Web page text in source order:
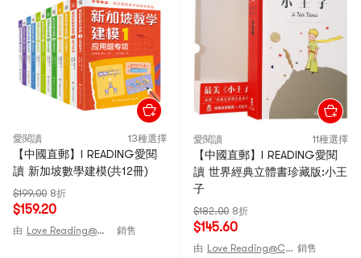
愛閱讀 13種選擇
【中國直郵】I READING愛閱
讀 新加坡數學建模(共12冊)
$199.00 8折
$159.20
由 Love Reading@CHINA 銷售
愛閱讀 11種選擇
【中國直郵】I READING愛閱
讀 世界經典立體書珍藏版:小王
子
$182.00 8折
$145.60
由 Love Reading@CHINA 銷售